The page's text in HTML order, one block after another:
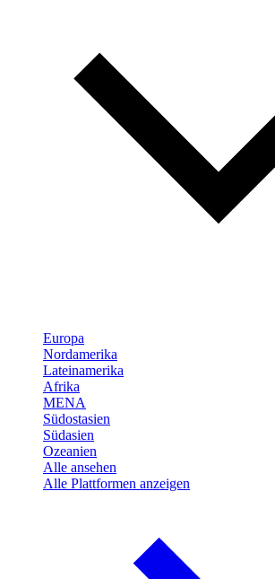
Europa
Nordamerika
Lateinamerika
Afrika
MENA
Südostasien
Südasien
Ozeanien
Alle ansehen
Alle Plattformen anzeigen